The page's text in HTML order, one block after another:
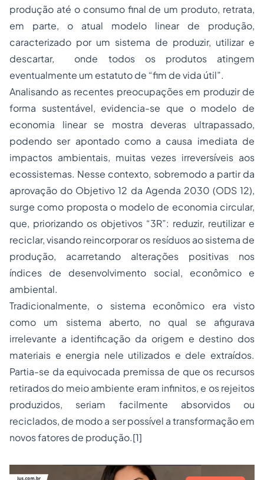
produção até o consumo final de um produto, retrata,
em parte, o atual modelo linear de produção,
caracterizado por um sistema de produzir, utilizar e
descartar, onde todos os produtos atingem
eventualmente um estatuto de “fim de vida útil”.
Analisando as recentes preocupações em produzir de
forma sustentável, evidencia-se que o modelo de
economia linear se mostra deveras ultrapassado,
podendo ser apontado como a causa imediata de
impactos ambientais, muitas vezes irreversíveis aos
ecossistemas. Nesse contexto, sobremodo a partir da
aprovação do Objetivo 12 da Agenda 2030 (ODS 12),
surge como proposta o modelo de economia circular,
que, priorizando os objetivos “3R”: reduzir, reutilizar e
reciclar, visando reincorporar os resíduos ao sistema de
produção, acarretando alterações positivas nos
índices de desenvolvimento social, econômico e
ambiental.
Tradicionalmente, o sistema econômico era visto
como um sistema aberto, no qual se afigurava
irrelevante a identificação da origem e destino dos
materiais e energia nele utilizados e dele extraídos.
Partia-se da equivocada premissa de que os recursos
retirados do meio ambiente eram infinitos, e os rejeitos
produzidos, seriam facilmente absorvidos ou
reciclados, de modo a ser possível a transformação em
novos fatores de produção.[1]